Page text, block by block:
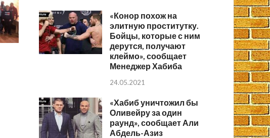
«Конор похож на
элитную проститутку.
Бойцы, которые с ним
дерутся, получают
клеймо», сообщает
Менеджер Хабиба
24.05.2021
«Хабиб уничтожил бы
Оливейру за один
раунд», сообщает Али
Абдель-Азиз